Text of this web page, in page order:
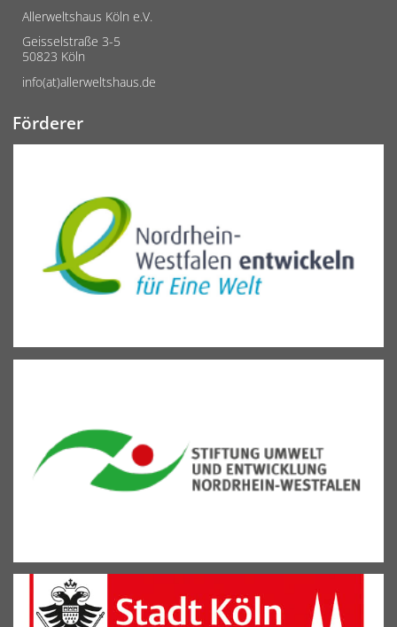
Allerweltshaus Köln e.V.
Geisselstraße 3-5
50823 Köln
info(at)allerweltshaus.de
Förderer